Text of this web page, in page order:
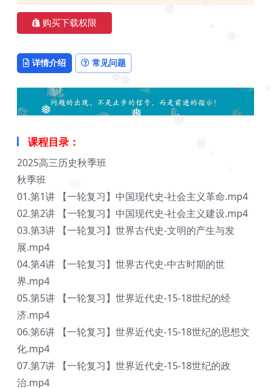
❅
❅
❅
购买下载权限
详情介绍 常见问题
课程目录：
2025高三历史秋季班
秋季班
01.第1讲 【一轮复习】中国现代史-社会主义革命.mp4
02.第2讲 【一轮复习】中国现代史-社会主义建设.mp4
03.第3讲 【一轮复习】世界古代史-文明的产生与发
展.mp4
04.第4讲 【一轮复习】世界古代史-中古时期的世
界.mp4
05.第5讲 【一轮复习】世界近代史-15-18世纪的经
济.mp4
06.第6讲 【一轮复习】世界近代史-15-18世纪的思想文
化.mp4
07.第7讲 【一轮复习】世界近代史-15-18世纪的政
治.mp4